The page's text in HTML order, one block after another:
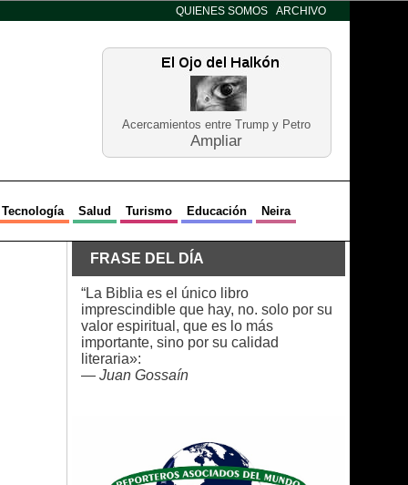
QUIENES SOMOS ARCHIVO
Acercamientos entre Trump y Petro
Ampliar
Tecnología Salud Turismo Educación Neira
FRASE DEL DÍA
“La Biblia es el único libro
imprescindible que hay, no. solo por su
valor espiritual, que es lo más
importante, sino por su calidad
literaria»:
— Juan Gossaín